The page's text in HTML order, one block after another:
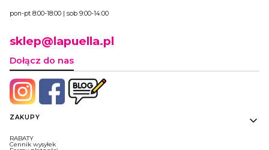
pon-pt 8:00-18:00 | sob 9:00-14:00
sklep@lapuella.pl
Dołącz do nas
Linki w stopce
ZAKUPY
RABATY
Cennik wysyłek